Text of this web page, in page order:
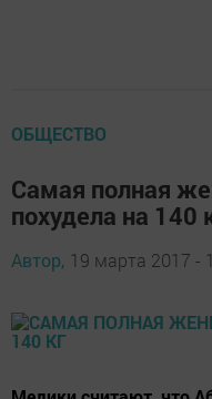
ОБЩЕСТВО
Самая полная
похудела на 140
Автор, 19 марта 2017 -